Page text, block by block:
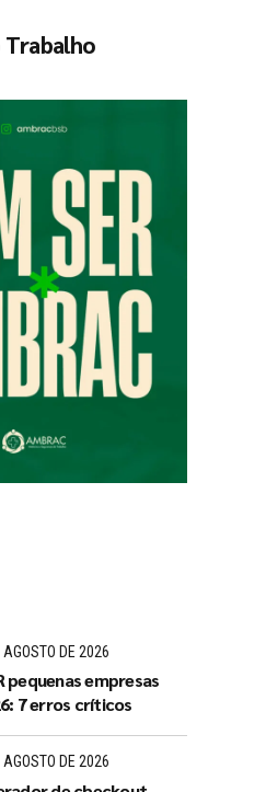
Trabalho
AGOSTO DE 2026
pequenas empresas
7 erros críticos
AGOSTO DE 2026